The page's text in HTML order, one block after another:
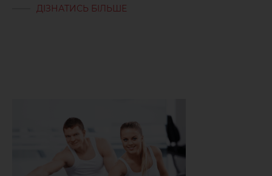
ДІЗНАТИСЬ БІЛЬШЕ